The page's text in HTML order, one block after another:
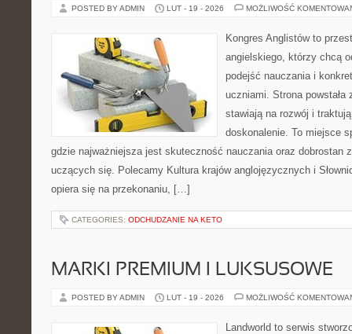
POSTED BY ADMIN LUT - 19 - 2026 MOŻLIWOŚĆ
Kongres Anglistów to
angielskiego, którzy chcą
podejść nauczania i
uczniami. Strona
stawiają na rozwój i
doskonalenie. To miejsce
gdzie najważniejsza jest skuteczność nauczania oraz dobrostan
uczących się. Polecamy Kultura krajów anglojęzycznych i
opiera się na przekonaniu, […]
CATEGORIES: ODCHUDZANIE NA KETO
MARKI PREMIUM I LUKSUSOWE
POSTED BY ADMIN LUT - 19 - 2026 MOŻLIWOŚĆ
Landworld to serwis